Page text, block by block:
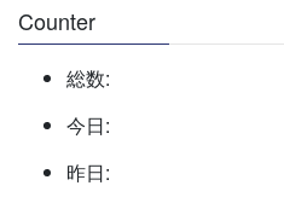
Counter
総数:
今日:
昨日: